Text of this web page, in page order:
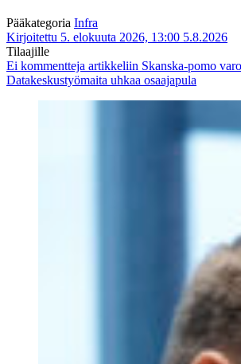
Pääkategoria Infra
Kirjoitettu 5. elokuuta 2026, 13:00 5.8.2026
Tilaajille
Ei kommentteja artikkeliin Skanska-pomo
Datakeskustyömaita uhkaa osaajapula